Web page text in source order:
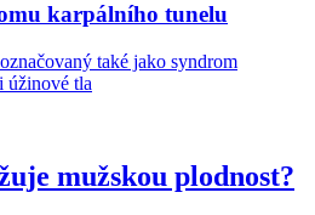
karpálního tunelu
také jako syndrom
úžinové tla
mužskou plodnost?